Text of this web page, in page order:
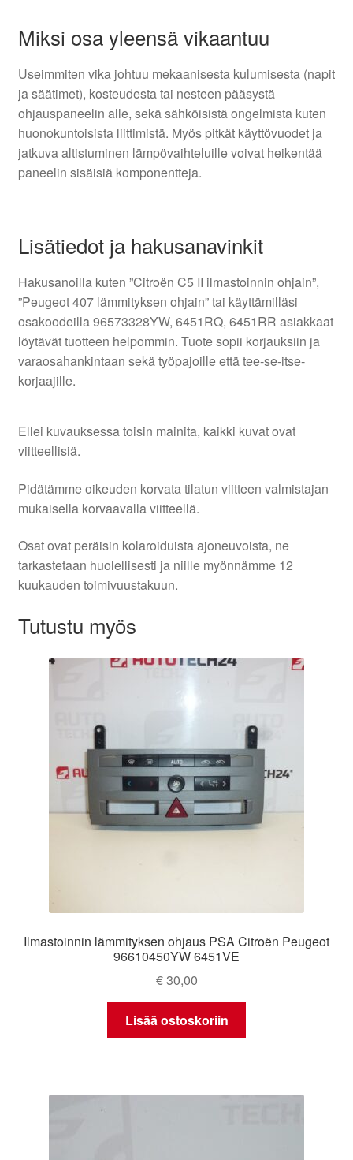
Miksi osa yleensä vikaantuu
Useimmiten vika johtuu mekaanisesta kulumisesta (napit
ja säätimet), kosteudesta tai nesteen pääsystä
ohjauspaneelin alle, sekä sähköisistä ongelmista kuten
huonokuntoisista liittimistä. Myös pitkät käyttövuodet ja
jatkuva altistuminen lämpövaihteluille voivat heikentää
paneelin sisäisiä komponentteja.
Lisätiedot ja hakusanavinkit
Hakusanoilla kuten ”Citroën C5 II ilmastoinnin ohjain”,
”Peugeot 407 lämmityksen ohjain” tai käyttämilläsi
osakoodeilla 96573328YW, 6451RQ, 6451RR asiakkaat
löytävät tuotteen helpommin. Tuote sopii korjauksiin ja
varaosahankintaan sekä työpajoille että tee-se-itse-
korjaajille.
Ellei kuvauksessa toisin mainita, kaikki kuvat ovat
viitteellisiä.
Pidätämme oikeuden korvata tilatun viitteen valmistajan
mukaisella korvaavalla viitteellä.
Osat ovat peräisin kolaroiduista ajoneuvoista, ne
tarkastetaan huolellisesti ja niille myönnämme 12
kuukauden toimivuustakuun.
Tutustu myös
Ilmastoinnin lämmityksen ohjaus PSA Citroën Peugeot
96610450YW 6451VE
€30,00
Lisää ostoskoriin